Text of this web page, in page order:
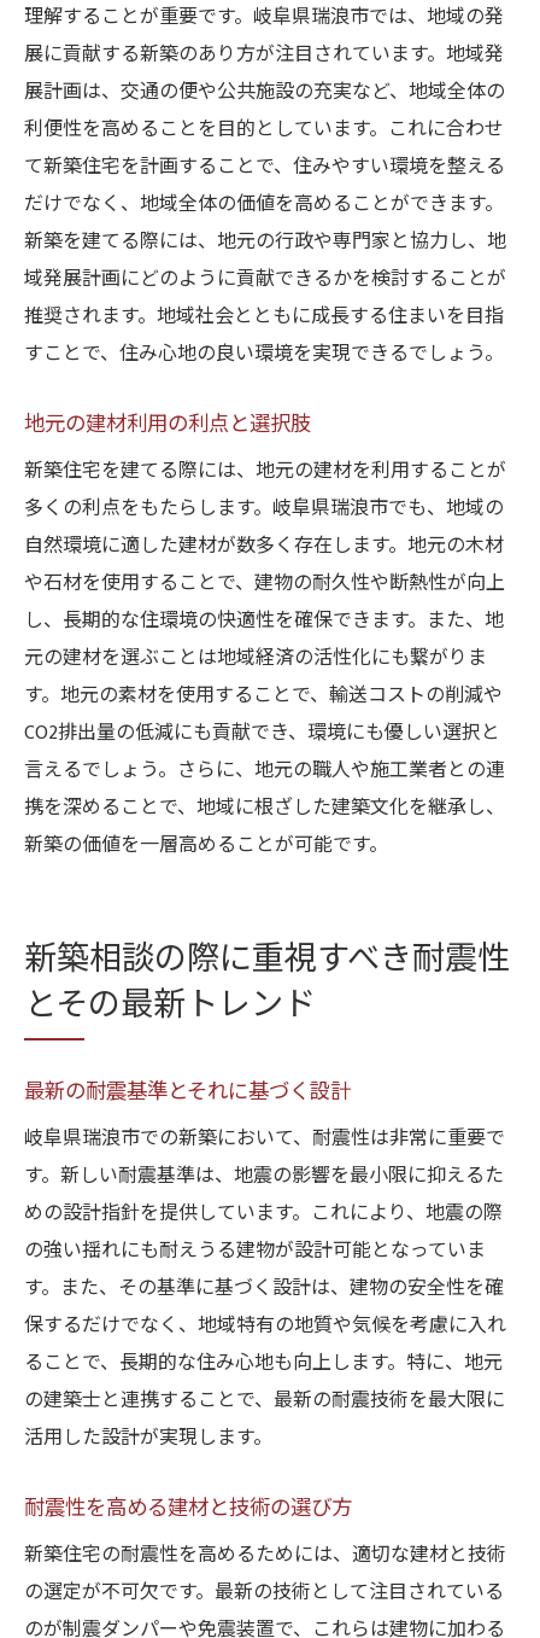
理解することが重要です。岐阜県瑞浪市では、地域の発
展に貢献する新築のあり方が注目されています。地域発
展計画は、交通の便や公共施設の充実など、地域全体の
利便性を高めることを目的としています。これに合わせ
て新築住宅を計画することで、住みやすい環境を整える
だけでなく、地域全体の価値を高めることができます。
新築を建てる際には、地元の行政や専門家と協力し、地
域発展計画にどのように貢献できるかを検討することが
推奨されます。地域社会とともに成長する住まいを目指
すことで、住み心地の良い環境を実現できるでしょう。
地元の建材利用の利点と選択肢
新築住宅を建てる際には、地元の建材を利用することが
多くの利点をもたらします。岐阜県瑞浪市でも、地域の
自然環境に適した建材が数多く存在します。地元の木材
や石材を使用することで、建物の耐久性や断熱性が向上
し、長期的な住環境の快適性を確保できます。また、地
元の建材を選ぶことは地域経済の活性化にも繋がりま
す。地元の素材を使用することで、輸送コストの削減や
CO2排出量の低減にも貢献でき、環境にも優しい選択と
言えるでしょう。さらに、地元の職人や施工業者との連
携を深めることで、地域に根ざした建築文化を継承し、
新築の価値を一層高めることが可能です。
新築相談の際に重視すべき耐震性
とその最新トレンド
最新の耐震基準とそれに基づく設計
岐阜県瑞浪市での新築において、耐震性は非常に重要で
す。新しい耐震基準は、地震の影響を最小限に抑えるた
めの設計指針を提供しています。これにより、地震の際
の強い揺れにも耐えうる建物が設計可能となっていま
す。また、その基準に基づく設計は、建物の安全性を確
保するだけでなく、地域特有の地質や気候を考慮に入れ
ることで、長期的な住み心地も向上します。特に、地元
の建築士と連携することで、最新の耐震技術を最大限に
活用した設計が実現します。
耐震性を高める建材と技術の選び方
新築住宅の耐震性を高めるためには、適切な建材と技術
の選定が不可欠です。最新の技術として注目されている
のが制震ダンパーや免震装置で、これらは建物に加わる